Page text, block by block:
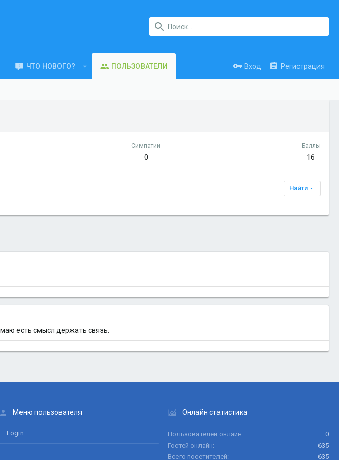
ЧТО НОВОГО? ПОЛЬЗОВАТЕЛИ Вход Регистрация
Симпатии
0
Баллы
16
Найти
есть смысл держать связь.
Меню пользователя
Login
Онлайн статистика
Пользователей онлайн
0
Гостей онлайн
635
Всего посетителей
635